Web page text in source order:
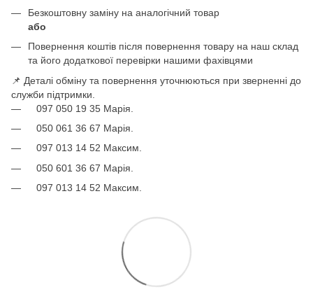
Безкоштовну заміну на аналогічний товар
або
Повернення коштів після повернення товару на наш склад
та його додаткової перевірки нашими фахівцями
📌 Деталі обміну та повернення уточнюються при зверненні до
служби підтримки.
097 050 19 35 Марія.
050 061 36 67 Марія.
097 013 14 52 Максим.
050 601 36 67 Марія.
097 013 14 52 Максим.